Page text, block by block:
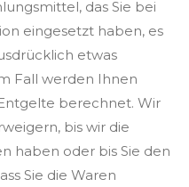
das Sie bei
eingesetzt haben, es
etwas
Fall werden Ihnen
berechnet. Wir
bis wir die
haben oder bis Sie den
Sie die Waren